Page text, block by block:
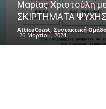
Μαρίας Χριστούλη με
ΣΚΙΡΤΗΜΑΤΑ ΨΥΧΗΣ
AtticaCoast, Συντακτική Ομάδα A.V.
26 Μαρτίου, 2024